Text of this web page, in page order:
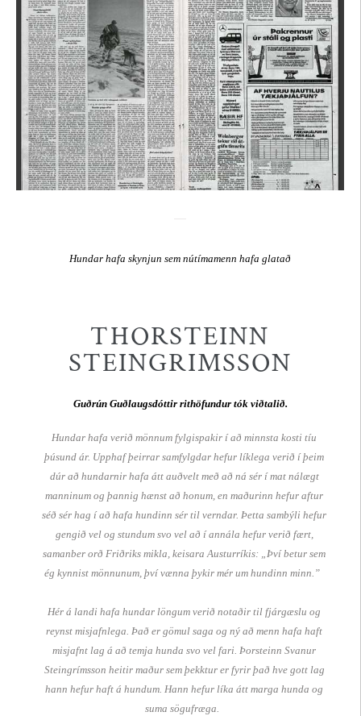
Hundar hafa skynjun sem nútímamenn hafa glatað
THORSTEINN
STEINGRIMSSON
Guðrún Guðlaugsdóttir rithöfundur tók viðtalið.
Hundar hafa verið mönnum fylgispakir í að minnsta kosti tíu
þúsund ár. Upphaf þeirrar samfylgdar hefur líklega verið í þeim
dúr að hundarnir hafa átt auðvelt með að ná sér í mat nálægt
manninum og þannig hænst að honum, en maðurinn hefur aftur
séð sér hag í að hafa hundinn sér til verndar. Þetta sambýli hefur
gengið vel og stundum svo vel að í annála hefur verið fært,
samanber orð Friðriks mikla, keisara Austurríkis: „Þvíbetur sem
ég kynnist mönnunum, því vænna þykir mér um hundinn minn.”
Hér á landi hafa hundar löngum verið notaðir til fjárgæslu og
reynst misjafnlega. Það er gömul saga og ný að menn hafa haft
misjafnt lag á að temja hunda svo vel fari. Þorsteinn Svanur
Steingrímsson heitir maður sem þekktur er fyrir það hve gott lag
hann hefur haft á hundum. Hann hefur líka átt marga hunda og
suma sögufræga.